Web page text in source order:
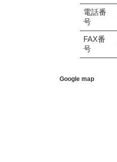
電話番
号
FAX番
号
Google map